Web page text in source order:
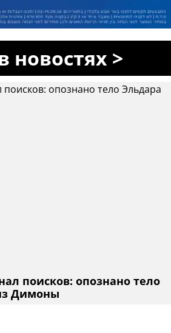
новостях >
поисков: опознано тело
Димоны